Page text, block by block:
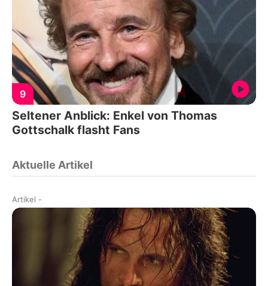
9
Seltener Anblick: Enkel von Thomas
Gottschalk flasht Fans
Aktuelle Artikel
Artikel -